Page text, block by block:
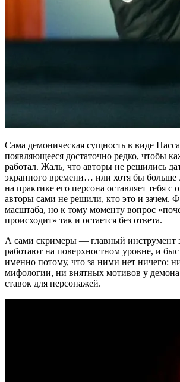
Сама демоническая сущность в виде
появляющееся достаточно редко, чтобы
работал. Жаль, что авторы не решились
экранного времени… или хотя бы больше
на практике его персона оставляет тебя
авторы сами не решили, кто это и зачем.
масштаба, но к тому моменту вопрос
происходит» так и остается без ответа.
А сами скримеры — главный инструмент
работают на поверхностном уровне, и
именно потому, что за ними нет ничего:
мифологии, ни внятных мотивов у
ставок для персонажей.